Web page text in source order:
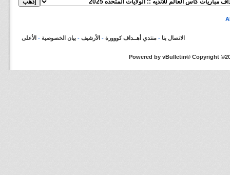
الاتصال بنا - منتدي أهــداف كووورة - الأرشيف - بيان الخصوصية - الأعلى
Powered by vBulletin® Copyright